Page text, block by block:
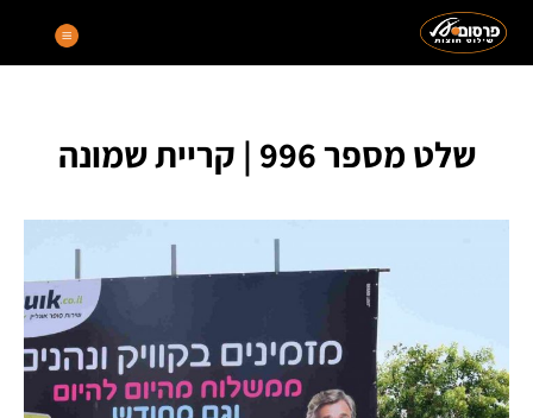
שלט מספר 996 | קריית שמונה